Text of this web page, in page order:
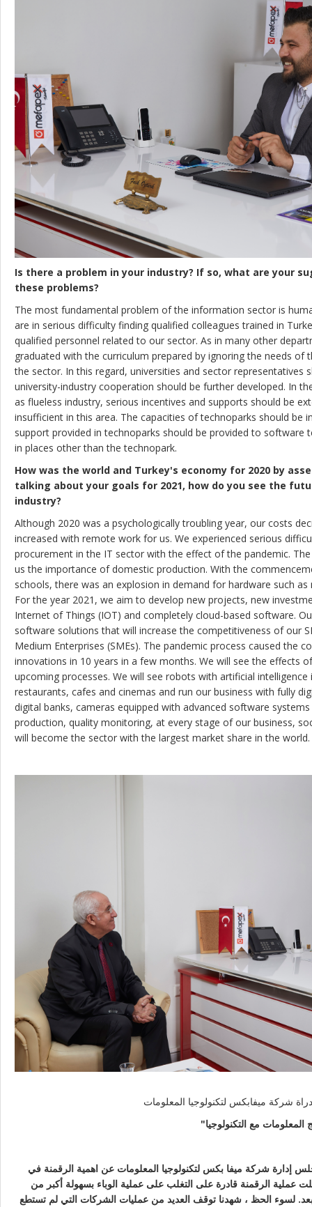
Is there a problem in your industry? If so, what are your
these problems?
The most fundamental problem of the information sector is
are in serious difficulty finding qualified colleagues trained in
qualified personnel related to our sector. As in many other
graduated with the curriculum prepared by ignoring the needs
the sector. In this regard, universities and sector representatives
university-industry cooperation should be further developed. In
as flueless industry, serious incentives and supports should be
insufficient in this area. The capacities of technoparks should be
support provided in technoparks should be provided to software
in places other than the technopark.
How was the world and Turkey's economy for 2020 by
talking about your goals for 2021, how do you see the
industry?
Although 2020 was a psychologically troubling year, our costs
increased with remote work for us. We experienced serious
procurement in the IT sector with the effect of the pandemic.
us the importance of domestic production. With the
schools, there was an explosion in demand for hardware such
For the year 2021, we aim to develop new projects, new
Internet of Things (IOT) and completely cloud-based software.
software solutions that will increase the competitiveness of our
Medium Enterprises (SMEs). The pandemic process caused the
innovations in 10 years in a few months. We will see the effects
upcoming processes. We will see robots with artificial
restaurants, cafes and cinemas and run our business with fully
digital banks, cameras equipped with advanced software
production, quality monitoring, at every stage of our business,
will become the sector with the largest market share in the world.
إدارة شركة ميفا بكس لتكنولوجيا المعلومات عن اهمية الرقمنة في
عملية الرقمنة قادرة على التغلب على عملية الوباء بسهولة أكبر من
لسوء الحظ ، شهدنا توقف العديد من عمليات الشركات التي لم تستطع